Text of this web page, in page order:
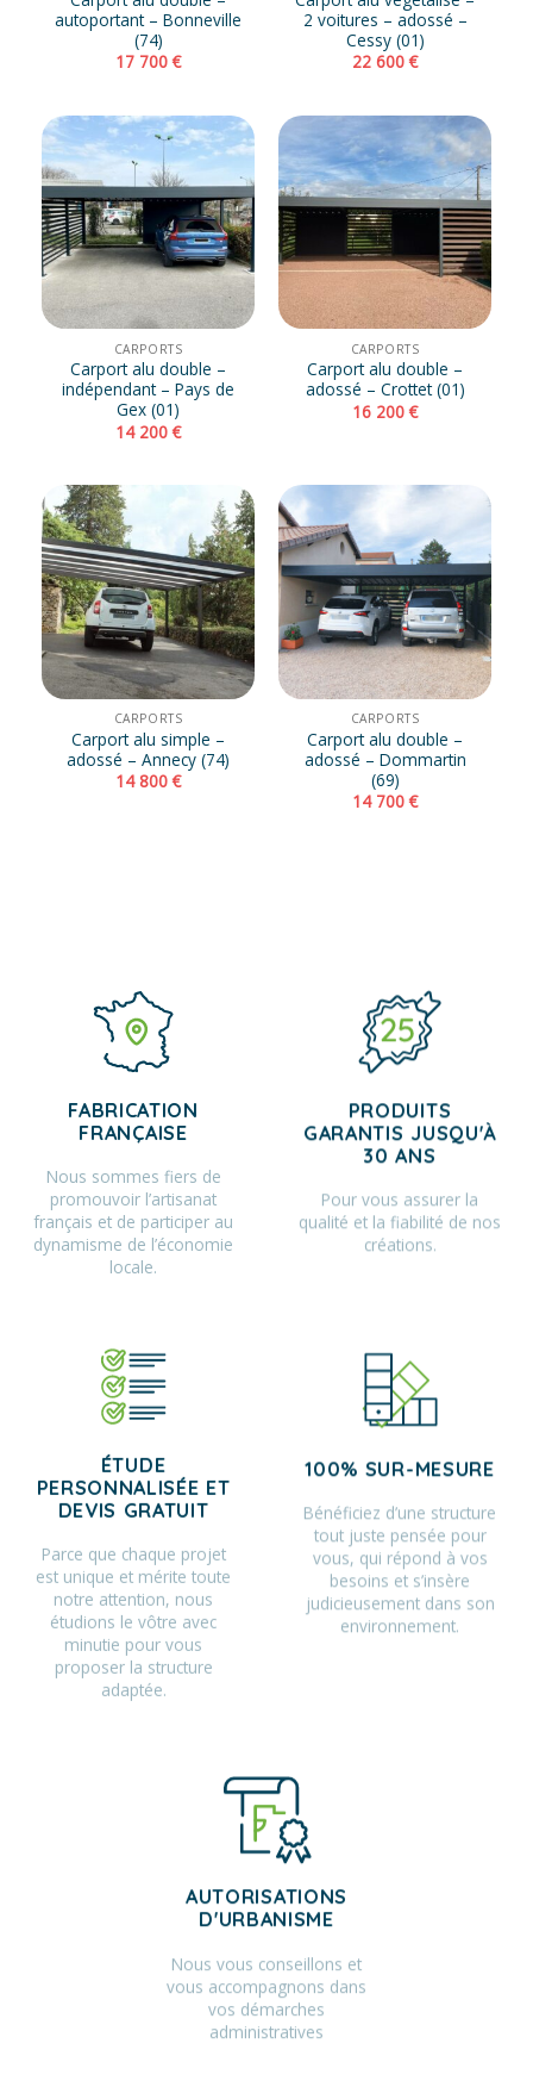
autoportant – Bonneville
(74)
17 700€
2 voitures – adossé –
Cessy (01)
22 600€
CARPORTS
Carport alu double –
indépendant – Pays de
Gex (01)
14 200€
CARPORTS
Carport alu double –
adossé – Crottet (01)
16 200€
CARPORTS
Carport alu simple –
adossé – Annecy (74)
14 800€
CARPORTS
Carport alu double –
adossé – Dommartin
(69)
14 700€
FABRICATION
FRANÇAISE
Nous sommes fiers de
promouvoir l’artisanat
français et de participer au
dynamisme de l’économie
locale.
PRODUITS
GARANTIS JUSQU'À
30 ANS
Pour vous assurer la
qualité et la fiabilité de nos
créations.
ÉTUDE
PERSONNALISÉE ET
DEVIS GRATUIT
Parce que chaque projet
est unique et mérite toute
notre attention, nous
étudions le vôtre avec
minutie pour vous
proposer la structure
adaptée.
100% SUR-MESURE
Bénéficiez d’une structure
tout juste pensée pour
vous, qui répond à vos
besoins et s’insère
judicieusement dans son
environnement.
D'URBANISME
vous accompagnons dans
vos démarches
administratives